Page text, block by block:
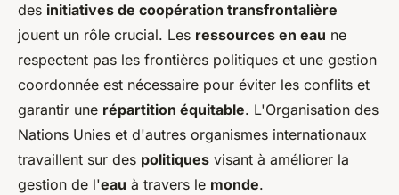
des initiatives de coopération transfrontalière
jouent un rôle crucial. Les ressources en eau ne
respectent pas les frontières politiques et une gestion
coordonnée est nécessaire pour éviter les conflits et
garantir une répartition équitable. L'Organisation des
Nations Unies et d'autres organismes internationaux
travaillent sur des politiques visant à améliorer la
gestion de l'eau à travers le monde.